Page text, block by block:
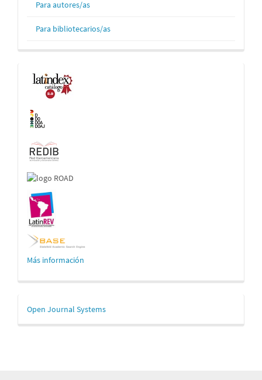
Para autores/as
Para bibliotecarios/as
Indexaciones
Más información
Desarrollado
por
Open Journal Systems